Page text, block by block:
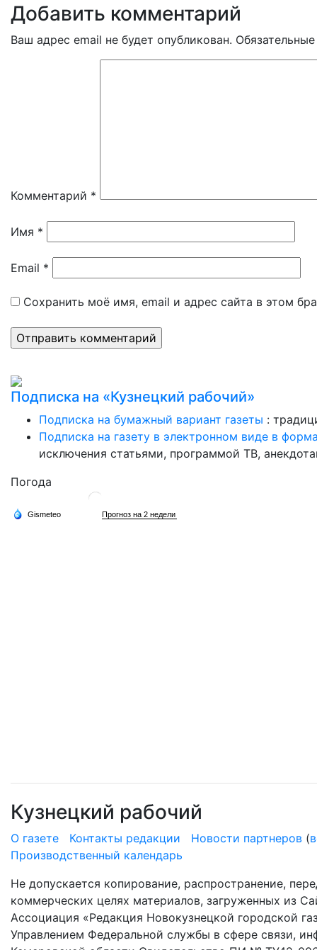
Добавить комментарий
Ваш адрес email не будет опубликован.
Комментарий *
Имя *
Email *
Сохранить моё имя, email и адрес сайта в этом
Подписка на «Кузнецкий рабочий»
Подписка на бумажный вариант газеты :
Подписка на газету в электронном виде в
исключения статьями, программой ТВ,
Погода
Кузнецкий рабочий
О газете Контакты редакции Новости партнеров (
Производственный календарь
Не допускается копирование, распространение,
коммерческих целях материалов, загруженных из
Ассоциация «Редакция Новокузнецкой городской
Управлением Федеральной службы в сфере связи,